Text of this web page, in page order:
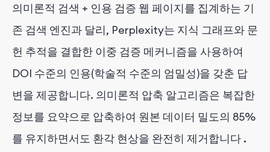
의미론적 검색 + 인용 검증 웹 페이지를 집계하는 기
존 검색 엔진과 달리, Perplexity는 지식 그래프와 문
헌 추적을 결합한 이중 검증 메커니즘을 사용하여
DOI 수준의 인용(학술적 수준의 엄밀성)을 갖춘 답
변을 제공합니다. 의미론적 압축 알고리즘은 복잡한
정보를 요약으로 압축하여 원본 데이터 밀도의 85%
를 유지하면서도 환각 현상을 완전히 제거합니다 .